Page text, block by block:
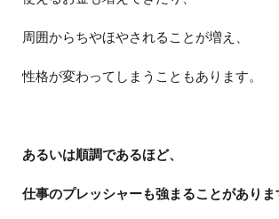
周囲からちやほやされることが増え、
性格が変わってしまうこともあります。
あるいは順調であるほど、
仕事のプレッシャーも強まることがありま